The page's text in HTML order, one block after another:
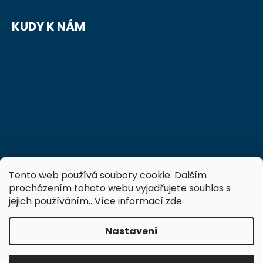
Tento web používá soubory cookie. Dalším
procházením tohoto webu vyjadřujete souhlas s
jejich používáním.. Více informací zde.
Nastavení
KUDY K NÁM
Copyright 2026FTVS-vzdelavani.cz. Všechna